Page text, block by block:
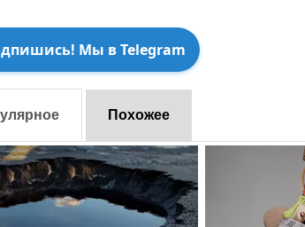
Мы в Telegram
Похожее